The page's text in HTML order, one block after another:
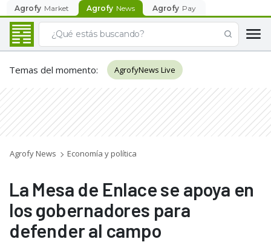
Agrofy Market Agrofy News Agrofy Pay
Temas del momento: AgrofyNews Live
Agrofy News Economía y política
La Mesa de Enlace se apoya en
los gobernadores para
defender al campo